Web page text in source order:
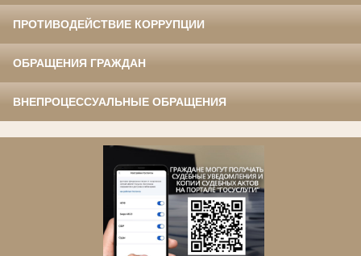
ПРОТИВОДЕЙСТВИЕ КОРРУПЦИИ
ОБРАЩЕНИЯ ГРАЖДАН
ВНЕПРОЦЕССУАЛЬНЫЕ ОБРАЩЕНИЯ